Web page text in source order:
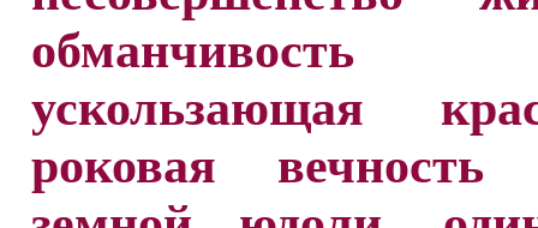
обманчивость
ускользающая
роковая вечность